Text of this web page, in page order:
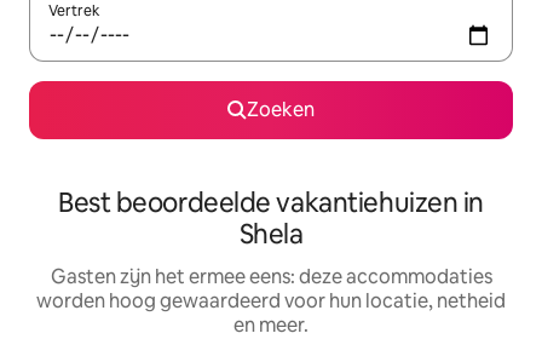
Vertrek
Zoeken
Best beoordeelde vakantiehuizen in
Shela
Gasten zijn het ermee eens: deze accommodaties
worden hoog gewaardeerd voor hun locatie, netheid
en meer.